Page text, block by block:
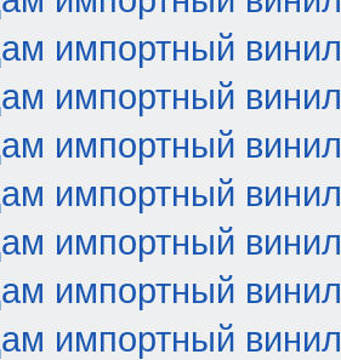
импортный винил
импортный винил
импортный винил
импортный винил
импортный винил
импортный винил
импортный винил